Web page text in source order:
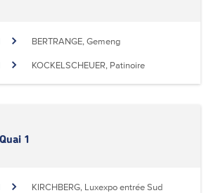
BERTRANGE, Gemeng
KOCKELSCHEUER, Patinoire
1
KIRCHBERG, Luxexpo entrée Sud